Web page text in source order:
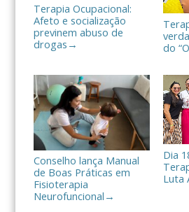
Terapia Ocupacional:
Afeto e socialização
previnem abuso de
drogas →
do
Conselho lança Manual
de Boas Práticas em
Fisioterapia
Neurofuncional →
Dia
Luta